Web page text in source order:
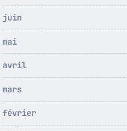
juin
mai
avril
mars
février